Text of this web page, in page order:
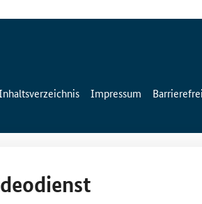
Impressum